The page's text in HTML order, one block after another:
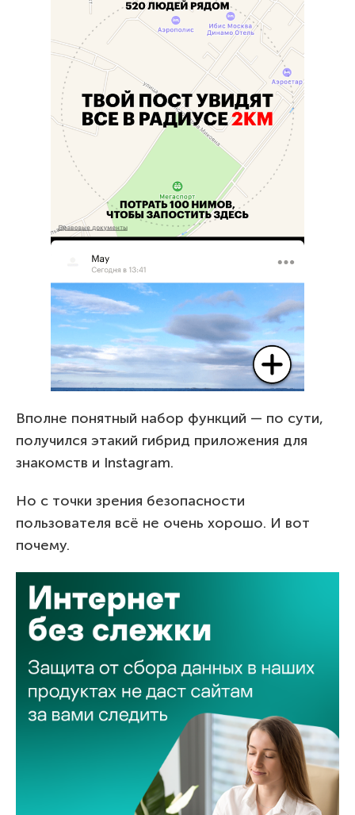
Вполне понятный набор функций — по сути,
получился этакий гибрид приложения для
знакомств и Instagram.
Но с точки зрения безопасности
пользователя всё не очень хорошо. И вот
почему.